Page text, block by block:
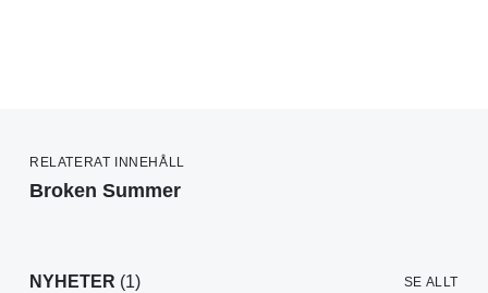
RELATERAT INNEHÅLL
Broken Summer
NYHETER (1) SE ALLT